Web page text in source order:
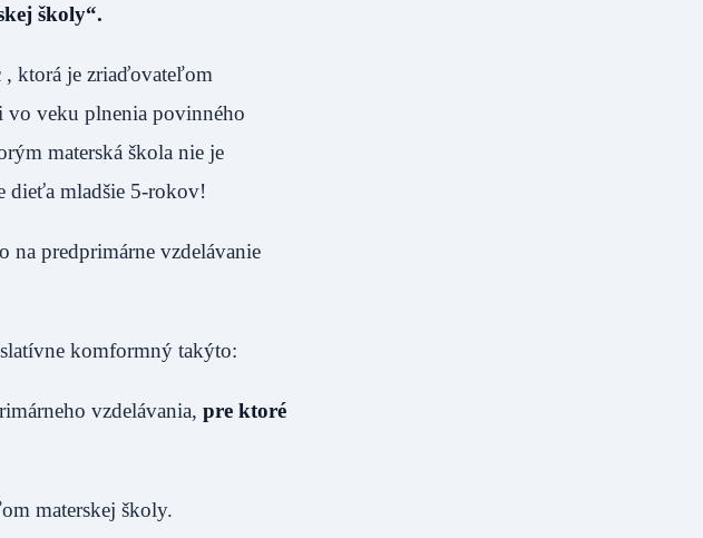
školy“.
, ktorá je zriaďovateľom
vo veku plnenia povinného
materská škola nie je
dieťa mladšie 5-rokov!
na predprimárne vzdelávanie
komformný takýto:
vzdelávania, pre ktoré
materskej školy.